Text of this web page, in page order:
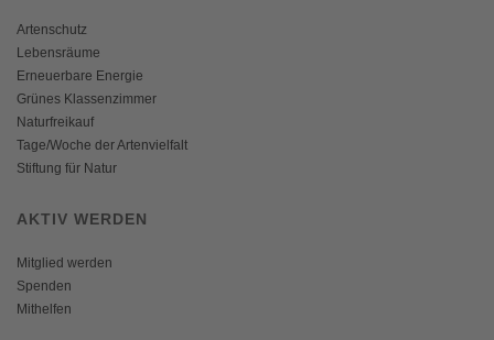
Artenschutz
Lebensräume
Erneuerbare Energie
Grünes Klassenzimmer
Naturfreikauf
Tage/Woche der Artenvielfalt
Stiftung für Natur
AKTIV WERDEN
Mitglied werden
Spenden
Mithelfen